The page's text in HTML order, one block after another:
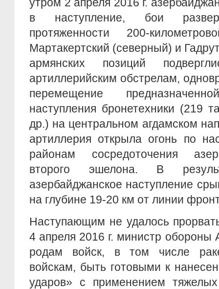
в наступление, бои
протяженности 200-
Мартакертский (северный) и
армянских позиций
артиллерийским обстрелам,
перемещение
наступления бронетехники (219
др.) на центральном агдамском
артиллерия открыла огонь по
районам сосредоточения
второго эшелона. В
азербайджанское наступление
на глубине 19-20 км от линии
Наступающим не удалось
4 апреля 2016 г. министр обороны
родам войск, в том числе
войскам, быть готовыми к
ударов» с применением